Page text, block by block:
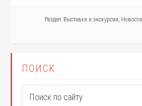
Раздел: Выставки и экскурсии, Новости
ПОИСК